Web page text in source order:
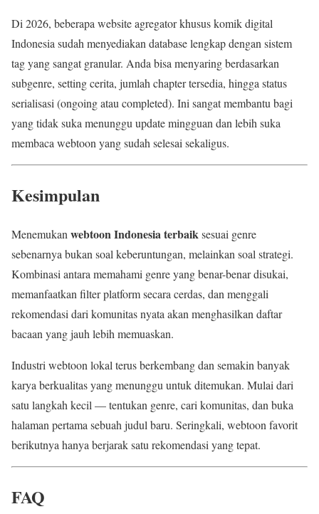
Di 2026, beberapa website agregator khusus komik digital
Indonesia sudah menyediakan database lengkap dengan sistem
tag yang sangat granular. Anda bisa menyaring berdasarkan
subgenre, setting cerita, jumlah chapter tersedia, hingga status
serialisasi (ongoing atau completed). Ini sangat membantu bagi
yang tidak suka menunggu update mingguan dan lebih suka
membaca webtoon yang sudah selesai sekaligus.
Kesimpulan
Menemukan webtoon Indonesia terbaiksesuai genre
sebenarnya bukan soal keberuntungan, melainkan soal strategi.
Kombinasi antara memahami genre yang benar-benar disukai,
memanfaatkan filter platform secara cerdas, dan menggali
rekomendasi dari komunitas nyata akan menghasilkan daftar
bacaan yang jauh lebih memuaskan.
Industri webtoon lokal terus berkembang dan semakin banyak
karya berkualitas yang menunggu untuk ditemukan. Mulai dari
satu langkah kecil — tentukan genre, cari komunitas, dan buka
halaman pertama sebuah judul baru. Seringkali, webtoon favorit
berikutnya hanya berjarak satu rekomendasi yang tepat.
FAQ